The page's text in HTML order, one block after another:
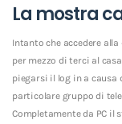
La mostra
Intanto che accedere
per mezzo di terci al
piegarsi il log in a causa
particolare gruppo di
Completamente da PC il